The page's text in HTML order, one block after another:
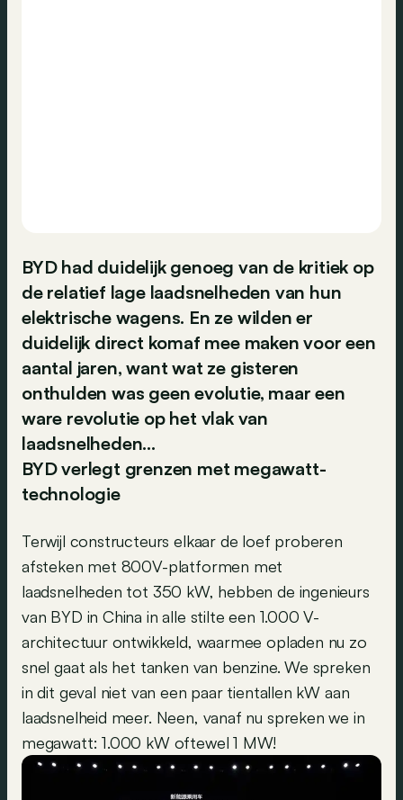
BYD had duidelijk genoeg van de kritiek op
de relatief lage laadsnelheden van hun
elektrische wagens. En ze wilden er
duidelijk direct komaf mee maken voor een
aantal jaren, want wat ze gisteren
onthulden was geen evolutie, maar een
ware revolutie op het vlak van
laadsnelheden…
BYD verlegt grenzen met megawatt-
technologie
Terwijl constructeurs elkaar de loef proberen
afsteken met 800V-platformen met
laadsnelheden tot 350 kW, hebben de ingenieurs
van BYD in China in alle stilte een 1.000 V-
architectuur ontwikkeld, waarmee opladen nu zo
snel gaat als het tanken van benzine. We spreken
in dit geval niet van een paar tientallen kW aan
laadsnelheid meer. Neen, vanaf nu spreken we in
megawatt: 1.000 kW oftewel 1 MW!